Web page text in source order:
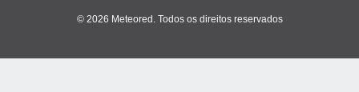
© 2026 Meteored. Todos os direitos reservados